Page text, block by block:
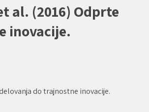
al. (2016) Odprte
inovacije.
do trajnostne inovacije.